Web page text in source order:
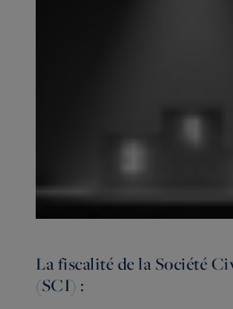
La fiscalité de la Société
(SCI) :